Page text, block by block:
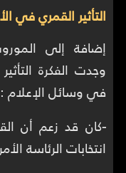
التأثير القمري في
إضافة إلى
وجدت الفكرة
في وسائل الإعلام :
-كان قد زعم أن
انتخابات الرئاسة